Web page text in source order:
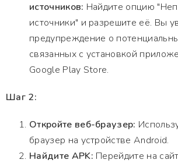
источников: Найдите опцию
источники" и разрешите её. Вы
предупреждение о
связанных с установкой
Google Play Store.
Шаг 2:
Откройте веб-браузер:
браузер на устройстве Android.
Найдите APK: Перейдите на